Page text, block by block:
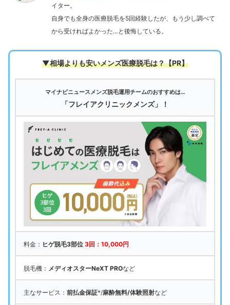
イター。
自身でも全身の医療脱毛を5回経験したが、もう少し調べて
から受ければよかった…と後悔している。
▼相場よりも安いメンズ医療脱毛は？【PR】
マイナビニュースメンズ脱毛運用チームのおすすめは…
「フレイアクリニックメンズ」！
料金： ヒゲ脱毛3部位 3回：10,000円
脱毛機： メディオスターNeXT PROなど
主なサービス： 前払金保証*/麻酔無料/体験照射など